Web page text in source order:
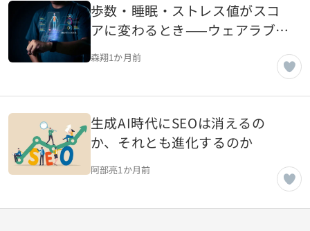
歩数・睡眠・ストレス値がスコ
アに変わるとき——ウェアラブル
時代のデータ主権を考える
森翔1か月前
生成AI時代にSEOは消えるの
か、それとも進化するのか
阿部亮1か月前